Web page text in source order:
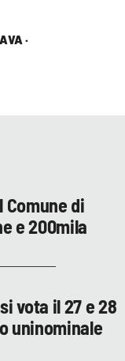
·
Comune di
e 200mila
vota il 27 e 28
uninominale